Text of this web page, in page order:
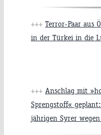
+++ Terror-Paar aus
in der Türkei in die
+++ Anschlag mit
Sprengstoff«
jährigen Syrer